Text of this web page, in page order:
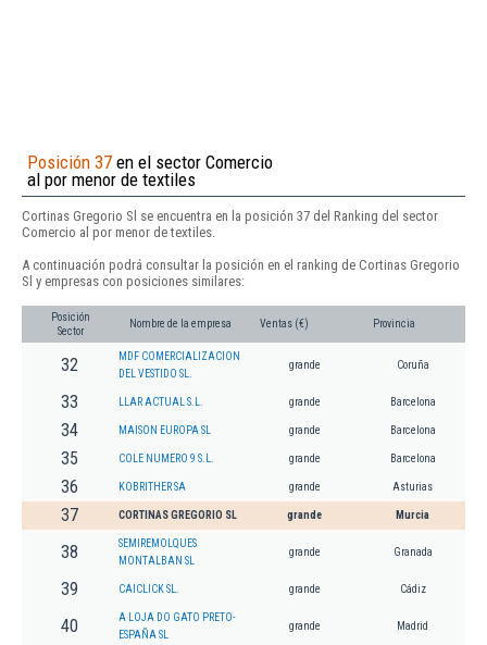
Posición 37 en el sector Comercio
al por menor de textiles
Cortinas Gregorio Sl se encuentra en la posición 37 del Ranking del sector
Comercio al por menor de textiles.
A continuación podrá consultar la posición en el ranking de Cortinas Gregorio
Sl y empresas con posiciones similares:
Posición
Sector
Nombre de la empresa Ventas (€) Provincia
32
MDF COMERCIALIZACION
DEL VESTIDO SL.
grande Coruña
33 LLAR ACTUAL S.L. grande Barcelona
34 MAISON EUROPA SL grande Barcelona
35 COLE NUMERO 9 S.L. grande Barcelona
36 KOBRITHER SA grande Asturias
37 CORTINAS GREGORIO SL grande Murcia
38
SEMIREMOLQUES
MONTALBAN SL
grande Granada
39 CAICLICK SL. grande Cádiz
40
A LOJA DO GATO PRETO-
ESPAÑA SL
grande Madrid